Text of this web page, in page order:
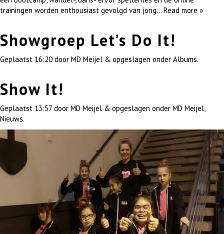
trainingen worden enthousiast gevolgd van jong… Read more »
Showgroep Let’s Do It!
Geplaatst 16:20 door MD Meijel & opgeslagen onder Albums.
Show It!
Geplaatst 13:57 door MD Meijel & opgeslagen onder MD Meijel,
Nieuws.